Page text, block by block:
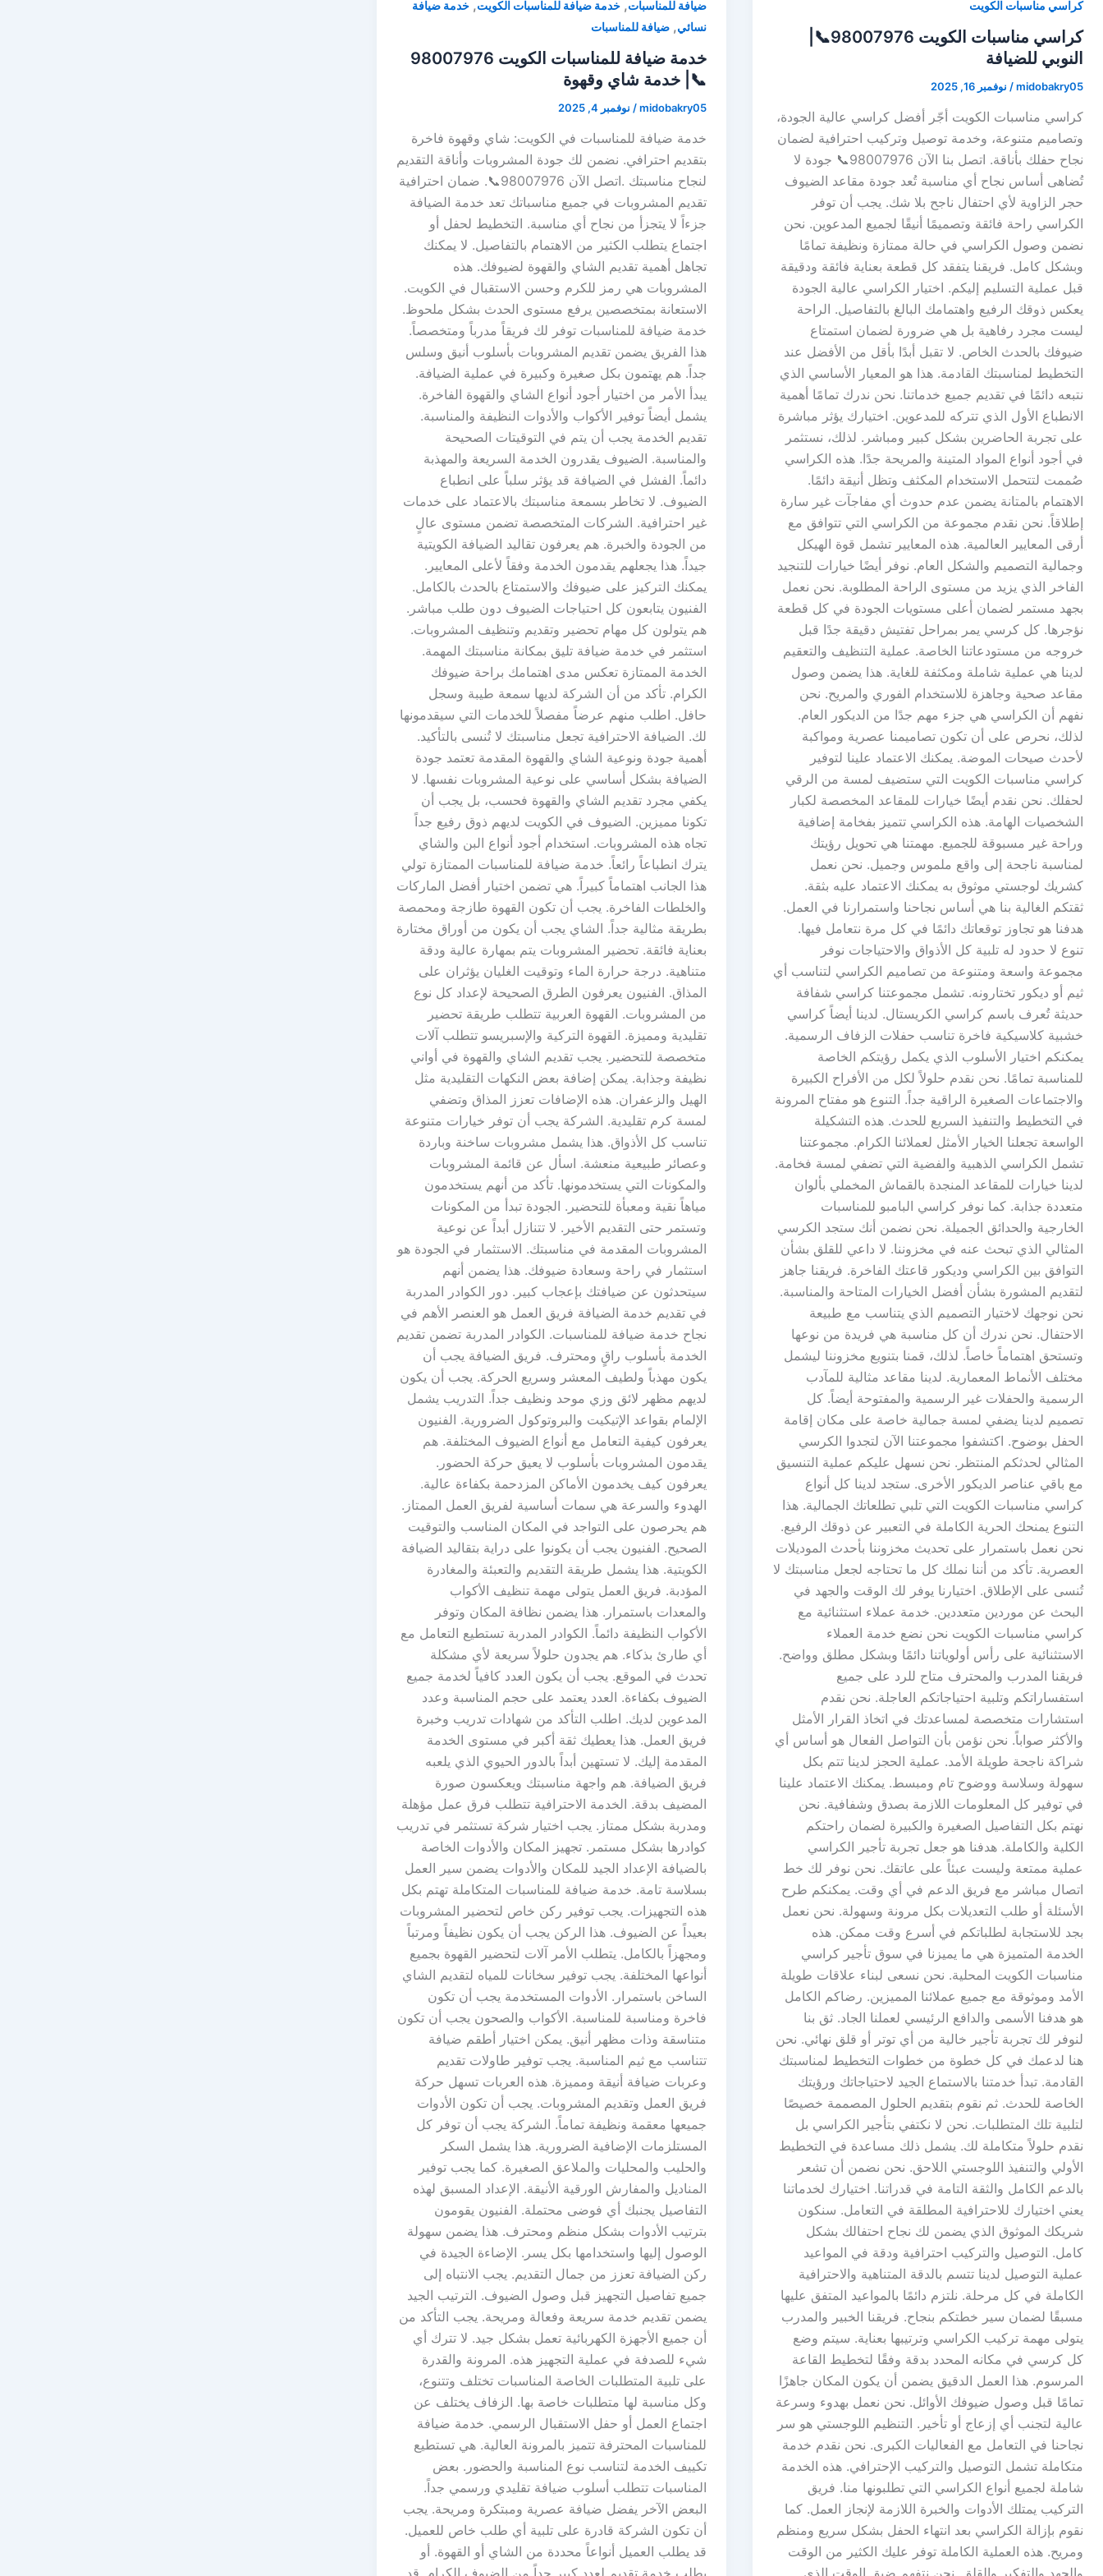
كراسي مناسبات الكويت
كراسي مناسبات الكويت 98007976📞|
النوبي للضيافة
midobakry05
/ نوفمبر 16, 2025
كراسي مناسبات الكويت أجّر أفضل كراسي عالية الجودة،
وتصاميم متنوعة، وخدمة توصيل وتركيب احترافية لضمان
نجاح حفلك بأناقة. اتصل بنا الآن 98007976📞 جودة لا
تُضاهى أساس نجاح أي مناسبة تُعد جودة مقاعد الضيوف
حجر الزاوية لأي احتفال ناجح بلا شك. يجب أن توفر
الكراسي راحة فائقة وتصميمًا أنيقًا لجميع المدعوين. نحن
نضمن وصول الكراسي في حالة ممتازة ونظيفة تمامًا
وبشكل كامل. فريقنا يتفقد كل قطعة بعناية فائقة ودقيقة
قبل عملية التسليم إليكم. اختيار الكراسي عالية الجودة
يعكس ذوقك الرفيع واهتمامك البالغ بالتفاصيل. الراحة
ليست مجرد رفاهية بل هي ضرورة لضمان استمتاع
ضيوفك بالحدث الخاص. لا تقبل أبدًا بأقل من الأفضل عند
التخطيط لمناسبتك القادمة. هذا هو المعيار الأساسي الذي
نتبعه دائمًا في تقديم جميع خدماتنا. نحن ندرك تمامًا أهمية
الانطباع الأول الذي تتركه للمدعوين. اختيارك يؤثر مباشرة
على تجربة الحاضرين بشكل كبير ومباشر. لذلك، نستثمر
في أجود أنواع المواد المتينة والمريحة جدًا. هذه الكراسي
صُممت لتتحمل الاستخدام المكثف وتظل أنيقة دائمًا.
الاهتمام بالمتانة يضمن عدم حدوث أي مفاجآت غير سارة
إطلاقاً. نحن نقدم مجموعة من الكراسي التي تتوافق مع
أرقى المعايير العالمية. هذه المعايير تشمل قوة الهيكل
وجمالية التصميم والشكل العام. نوفر أيضًا خيارات للتنجيد
الفاخر الذي يزيد من مستوى الراحة المطلوبة. نحن نعمل
بجهد مستمر لضمان أعلى مستويات الجودة في كل قطعة
نؤجرها. كل كرسي يمر بمراحل تفتيش دقيقة جدًا قبل
خروجه من مستودعاتنا الخاصة. عملية التنظيف والتعقيم
لدينا هي عملية شاملة ومكثفة للغاية. هذا يضمن وصول
مقاعد صحية وجاهزة للاستخدام الفوري والمريح. نحن
نفهم أن الكراسي هي جزء مهم جدًا من الديكور العام.
لذلك، نحرص على أن تكون تصاميمنا عصرية ومواكبة
لأحدث صيحات الموضة. يمكنك الاعتماد علينا لتوفير
كراسي مناسبات الكويت التي ستضيف لمسة من الرقي
لحفلك. نحن نقدم أيضًا خيارات للمقاعد المخصصة لكبار
الشخصيات الهامة. هذه الكراسي تتميز بفخامة إضافية
وراحة غير مسبوقة للجميع. مهمتنا هي تحويل رؤيتك
لمناسبة ناجحة إلى واقع ملموس وجميل. نحن نعمل
كشريك لوجستي موثوق به يمكنك الاعتماد عليه بثقة.
ثقتكم الغالية بنا هي أساس نجاحنا واستمرارنا في العمل.
هدفنا هو تجاوز توقعاتك دائمًا في كل مرة نتعامل فيها.
تنوع لا حدود له تلبية كل الأذواق والاحتياجات نوفر
مجموعة واسعة ومتنوعة من تصاميم الكراسي لتناسب أي
ثيم أو ديكور تختارونه. تشمل مجموعتنا كراسي شفافة
حديثة تُعرف باسم كراسي الكريستال. لدينا أيضاً كراسي
خشبية كلاسيكية فاخرة تناسب حفلات الزفاف الرسمية.
يمكنكم اختيار الأسلوب الذي يكمل رؤيتكم الخاصة
للمناسبة تمامًا. نحن نقدم حلولاً لكل من الأفراح الكبيرة
والاجتماعات الصغيرة الراقية جداً. التنوع هو مفتاح المرونة
في التخطيط والتنفيذ السريع للحدث. هذه التشكيلة
الواسعة تجعلنا الخيار الأمثل لعملائنا الكرام. مجموعتنا
تشمل الكراسي الذهبية والفضية التي تضفي لمسة فخامة.
لدينا خيارات للمقاعد المنجدة بالقماش المخملي بألوان
متعددة جذابة. كما نوفر كراسي البامبو للمناسبات
الخارجية والحدائق الجميلة. نحن نضمن أنك ستجد الكرسي
المثالي الذي تبحث عنه في مخزوننا. لا داعي للقلق بشأن
التوافق بين الكراسي وديكور قاعتك الفاخرة. فريقنا جاهز
لتقديم المشورة بشأن أفضل الخيارات المتاحة والمناسبة.
نحن نوجهك لاختيار التصميم الذي يتناسب مع طبيعة
الاحتفال. نحن ندرك أن كل مناسبة هي فريدة من نوعها
وتستحق اهتماماً خاصاً. لذلك، قمنا بتنويع مخزوننا ليشمل
مختلف الأنماط المعمارية. لدينا مقاعد مثالية للمآدب
الرسمية والحفلات غير الرسمية والمفتوحة أيضاً. كل
تصميم لدينا يضفي لمسة جمالية خاصة على مكان إقامة
الحفل بوضوح. اكتشفوا مجموعتنا الآن لتجدوا الكرسي
المثالي لحدثكم المنتظر. نحن نسهل عليكم عملية التنسيق
مع باقي عناصر الديكور الأخرى. ستجد لدينا كل أنواع
كراسي مناسبات الكويت التي تلبي تطلعاتك الجمالية. هذا
التنوع يمنحك الحرية الكاملة في التعبير عن ذوقك الرفيع.
نحن نعمل باستمرار على تحديث مخزوننا بأحدث الموديلات
العصرية. تأكد من أننا نملك كل ما تحتاجه لجعل مناسبتك لا
تُنسى على الإطلاق. اختيارنا يوفر لك الوقت والجهد في
البحث عن موردين متعددين. خدمة عملاء استثنائية مع
كراسي مناسبات الكويت نحن نضع خدمة العملاء
الاستثنائية على رأس أولوياتنا دائمًا وبشكل مطلق وواضح.
فريقنا المدرب والمحترف متاح للرد على جميع
استفساراتكم وتلبية احتياجاتكم العاجلة. نحن نقدم
استشارات متخصصة لمساعدتك في اتخاذ القرار الأمثل
والأكثر صواباً. نحن نؤمن بأن التواصل الفعال هو أساس أي
شراكة ناجحة طويلة الأمد. عملية الحجز لدينا تتم بكل
سهولة وسلاسة ووضوح تام ومبسط. يمكنك الاعتماد علينا
في توفير كل المعلومات اللازمة بصدق وشفافية. نحن
نهتم بكل التفاصيل الصغيرة والكبيرة لضمان راحتكم
الكلية والكاملة. هدفنا هو جعل تجربة تأجير الكراسي
عملية ممتعة وليست عبئاً على عاتقك. نحن نوفر لك خط
اتصال مباشر مع فريق الدعم في أي وقت. يمكنكم طرح
الأسئلة أو طلب التعديلات بكل مرونة وسهولة. نحن نعمل
بجد للاستجابة لطلباتكم في أسرع وقت ممكن. هذه
الخدمة المتميزة هي ما يميزنا في سوق تأجير كراسي
مناسبات الكويت المحلية. نحن نسعى لبناء علاقات طويلة
الأمد وموثوقة مع جميع عملائنا المميزين. رضاكم الكامل
هو هدفنا الأسمى والدافع الرئيسي لعملنا الجاد. ثق بنا
لنوفر لك تجربة تأجير خالية من أي توتر أو قلق نهائي. نحن
هنا لدعمك في كل خطوة من خطوات التخطيط لمناسبتك
القادمة. تبدأ خدمتنا بالاستماع الجيد لاحتياجاتك ورؤيتك
الخاصة للحدث. ثم نقوم بتقديم الحلول المصممة خصيصًا
لتلبية تلك المتطلبات. نحن لا نكتفي بتأجير الكراسي بل
نقدم حلولاً متكاملة لك. يشمل ذلك مساعدة في التخطيط
الأولي والتنفيذ اللوجستي اللاحق. نحن نضمن أن تشعر
بالدعم الكامل والثقة التامة في قدراتنا. اختيارك لخدماتنا
يعني اختيارك للاحترافية المطلقة في التعامل. سنكون
شريكك الموثوق الذي يضمن لك نجاح احتفالك بشكل
كامل. التوصيل والتركيب احترافية ودقة في المواعيد
عملية التوصيل لدينا تتسم بالدقة المتناهية والاحترافية
الكاملة في كل مرحلة. نلتزم دائمًا بالمواعيد المتفق عليها
مسبقًا لضمان سير خطتكم بنجاح. فريقنا الخبير والمدرب
يتولى مهمة تركيب الكراسي وترتيبها بعناية. سيتم وضع
كل كرسي في مكانه المحدد بدقة وفقًا لتخطيط القاعة
المرسوم. هذا العمل الدقيق يضمن أن يكون المكان جاهزًا
تمامًا قبل وصول ضيوفك الأوائل. نحن نعمل بهدوء وسرعة
عالية لتجنب أي إزعاج أو تأخير. التنظيم اللوجستي هو سر
نجاحنا في التعامل مع الفعاليات الكبرى. نحن نقدم خدمة
متكاملة تشمل التوصيل والتركيب الإحترافي. هذه الخدمة
شاملة لجميع أنواع الكراسي التي تطلبونها منا. فريق
التركيب يمتلك الأدوات والخبرة اللازمة لإنجاز العمل. كما
نقوم بإزالة الكراسي بعد انتهاء الحفل بشكل سريع ومنظم
ومريح. هذه العملية الكاملة توفر عليك الكثير من الوقت
ضيافة للمناسبات, خدمة ضيافة للمناسبات الكويت, خدمة ضيافة
نسائي, ضيافة للمناسبات
خدمة ضيافة للمناسبات الكويت 98007976
📞| خدمة شاي وقهوة
midobakry05
/ نوفمبر 4, 2025
خدمة ضيافة للمناسبات في الكويت: شاي وقهوة فاخرة
بتقديم احترافي. نضمن لك جودة المشروبات وأناقة التقديم
لنجاح مناسبتك .اتصل الآن 98007976📞. ضمان احترافية
تقديم المشروبات في جميع مناسباتك تعد خدمة الضيافة
جزءاً لا يتجزأ من نجاح أي مناسبة. التخطيط لحفل أو
اجتماع يتطلب الكثير من الاهتمام بالتفاصيل. لا يمكنك
تجاهل أهمية تقديم الشاي والقهوة لضيوفك. هذه
المشروبات هي رمز للكرم وحسن الاستقبال في الكويت.
الاستعانة بمتخصصين يرفع مستوى الحدث بشكل ملحوظ.
خدمة ضيافة للمناسبات توفر لك فريقاً مدرباً ومتخصصاً.
هذا الفريق يضمن تقديم المشروبات بأسلوب أنيق وسلس
جداً. هم يهتمون بكل صغيرة وكبيرة في عملية الضيافة.
يبدأ الأمر من اختيار أجود أنواع الشاي والقهوة الفاخرة.
يشمل أيضاً توفير الأكواب والأدوات النظيفة والمناسبة.
تقديم الخدمة يجب أن يتم في التوقيتات الصحيحة
والمناسبة. الضيوف يقدرون الخدمة السريعة والمهذبة
دائماً. الفشل في الضيافة قد يؤثر سلباً على انطباع
الضيوف. لا تخاطر بسمعة مناسبتك بالاعتماد على خدمات
غير احترافية. الشركات المتخصصة تضمن مستوى عالٍ
من الجودة والخبرة. هم يعرفون تقاليد الضيافة الكويتية
جيداً. هذا يجعلهم يقدمون الخدمة وفقاً لأعلى المعايير.
يمكنك التركيز على ضيوفك والاستمتاع بالحدث بالكامل.
الفنيون يتابعون كل احتياجات الضيوف دون طلب مباشر.
هم يتولون كل مهام تحضير وتقديم وتنظيف المشروبات.
استثمر في خدمة ضيافة تليق بمكانة مناسبتك المهمة.
الخدمة الممتازة تعكس مدى اهتمامك براحة ضيوفك
الكرام. تأكد من أن الشركة لديها سمعة طيبة وسجل
حافل. اطلب منهم عرضاً مفصلاً للخدمات التي سيقدمونها
لك. الضيافة الاحترافية تجعل مناسبتك لا تُنسى بالتأكيد.
أهمية جودة ونوعية الشاي والقهوة المقدمة تعتمد جودة
الضيافة بشكل أساسي على نوعية المشروبات نفسها. لا
يكفي مجرد تقديم الشاي والقهوة فحسب، بل يجب أن
تكونا مميزين. الضيوف في الكويت لديهم ذوق رفيع جداً
تجاه هذه المشروبات. استخدام أجود أنواع البن والشاي
يترك انطباعاً رائعاً. خدمة ضيافة للمناسبات الممتازة تولي
هذا الجانب اهتماماً كبيراً. هي تضمن اختيار أفضل الماركات
والخلطات الفاخرة. يجب أن تكون القهوة طازجة ومحمصة
بطريقة مثالية جداً. الشاي يجب أن يكون من أوراق مختارة
بعناية فائقة. تحضير المشروبات يتم بمهارة عالية ودقة
متناهية. درجة حرارة الماء وتوقيت الغليان يؤثران على
المذاق. الفنيون يعرفون الطرق الصحيحة لإعداد كل نوع
من المشروبات. القهوة العربية تتطلب طريقة تحضير
تقليدية ومميزة. القهوة التركية والإسبريسو تتطلب آلات
متخصصة للتحضير. يجب تقديم الشاي والقهوة في أواني
نظيفة وجذابة. يمكن إضافة بعض النكهات التقليدية مثل
الهيل والزعفران. هذه الإضافات تعزز المذاق وتضفي
لمسة كرم تقليدية. الشركة يجب أن توفر خيارات متنوعة
تناسب كل الأذواق. هذا يشمل مشروبات ساخنة وباردة
وعصائر طبيعية منعشة. اسأل عن قائمة المشروبات
والمكونات التي يستخدمونها. تأكد من أنهم يستخدمون
مياهاً نقية ومعبأة للتحضير. الجودة تبدأ من المكونات
وتستمر حتى التقديم الأخير. لا تتنازل أبداً عن نوعية
المشروبات المقدمة في مناسبتك. الاستثمار في الجودة هو
استثمار في راحة وسعادة ضيوفك. هذا يضمن أنهم
سيتحدثون عن ضيافتك بإعجاب كبير. دور الكوادر المدربة
في تقديم خدمة الضيافة فريق العمل هو العنصر الأهم في
نجاح خدمة ضيافة للمناسبات. الكوادر المدربة تضمن تقديم
الخدمة بأسلوب راقٍ ومحترف. فريق الضيافة يجب أن
يكون مهذباً ولطيف المعشر وسريع الحركة. يجب أن يكون
لديهم مظهر لائق وزي موحد ونظيف جداً. التدريب يشمل
الإلمام بقواعد الإتيكيت والبروتوكول الضرورية. الفنيون
يعرفون كيفية التعامل مع أنواع الضيوف المختلفة. هم
يقدمون المشروبات بأسلوب لا يعيق حركة الحضور.
يعرفون كيف يخدمون الأماكن المزدحمة بكفاءة عالية.
الهدوء والسرعة هي سمات أساسية لفريق العمل الممتاز.
هم يحرصون على التواجد في المكان المناسب والتوقيت
الصحيح. الفنيون يجب أن يكونوا على دراية بتقاليد الضيافة
الكويتية. هذا يشمل طريقة التقديم والتعبئة والمغادرة
المؤدبة. فريق العمل يتولى مهمة تنظيف الأكواب
والمعدات باستمرار. هذا يضمن نظافة المكان وتوفر
الأكواب النظيفة دائماً. الكوادر المدربة تستطيع التعامل مع
أي طارئ بذكاء. هم يجدون حلولاً سريعة لأي مشكلة
تحدث في الموقع. يجب أن يكون العدد كافياً لخدمة جميع
الضيوف بكفاءة. العدد يعتمد على حجم المناسبة وعدد
المدعوين لديك. اطلب التأكد من شهادات تدريب وخبرة
فريق العمل. هذا يعطيك ثقة أكبر في مستوى الخدمة
المقدمة إليك. لا تستهين أبداً بالدور الحيوي الذي يلعبه
فريق الضيافة. هم واجهة مناسبتك ويعكسون صورة
المضيف بدقة. الخدمة الاحترافية تتطلب فرق عمل مؤهلة
ومدربة بشكل ممتاز. يجب اختيار شركة تستثمر في تدريب
كوادرها بشكل مستمر. تجهيز المكان والأدوات الخاصة
بالضيافة الإعداد الجيد للمكان والأدوات يضمن سير العمل
بسلاسة تامة. خدمة ضيافة للمناسبات المتكاملة تهتم بكل
هذه التجهيزات. يجب توفير ركن خاص لتحضير المشروبات
بعيداً عن الضيوف. هذا الركن يجب أن يكون نظيفاً ومرتباً
ومجهزاً بالكامل. يتطلب الأمر آلات لتحضير القهوة بجميع
أنواعها المختلفة. يجب توفير سخانات للمياه لتقديم الشاي
الساخن باستمرار. الأدوات المستخدمة يجب أن تكون
فاخرة ومناسبة للمناسبة. الأكواب والصحون يجب أن تكون
متناسقة وذات مظهر أنيق. يمكن اختيار أطقم ضيافة
تتناسب مع ثيم المناسبة. يجب توفير طاولات تقديم
وعربات ضيافة أنيقة ومميزة. هذه العربات تسهل حركة
فريق العمل وتقديم المشروبات. يجب أن تكون الأدوات
جميعها معقمة ونظيفة تماماً. الشركة يجب أن توفر كل
المستلزمات الإضافية الضرورية. هذا يشمل السكر
والحليب والمحليات والملاعق الصغيرة. كما يجب توفير
المناديل والمفارش الورقية الأنيقة. الإعداد المسبق لهذه
التفاصيل يجنبك أي فوضى محتملة. الفنيون يقومون
بترتيب الأدوات بشكل منظم ومحترف. هذا يضمن سهولة
الوصول إليها واستخدامها بكل يسر. الإضاءة الجيدة في
ركن الضيافة تعزز من جمال التقديم. يجب الانتباه إلى
جميع تفاصيل التجهيز قبل وصول الضيوف. الترتيب الجيد
يضمن تقديم خدمة سريعة وفعالة ومريحة. يجب التأكد من
أن جميع الأجهزة الكهربائية تعمل بشكل جيد. لا تترك أي
شيء للصدفة في عملية التجهيز هذه. المرونة والقدرة
على تلبية المتطلبات الخاصة المناسبات تختلف وتتنوع،
وكل مناسبة لها متطلبات خاصة بها. الزفاف يختلف عن
اجتماع العمل أو حفل الاستقبال الرسمي. خدمة ضيافة
للمناسبات المحترفة تتميز بالمرونة العالية. هي تستطيع
تكييف الخدمة لتناسب نوع المناسبة والحضور. بعض
المناسبات تتطلب أسلوب ضيافة تقليدي ورسمي جداً.
البعض الآخر يفضل ضيافة عصرية ومبتكرة ومريحة. يجب
أن تكون الشركة قادرة على تلبية أي طلب خاص للعميل.
قد يطلب العميل أنواعاً محددة من الشاي أو القهوة. أو